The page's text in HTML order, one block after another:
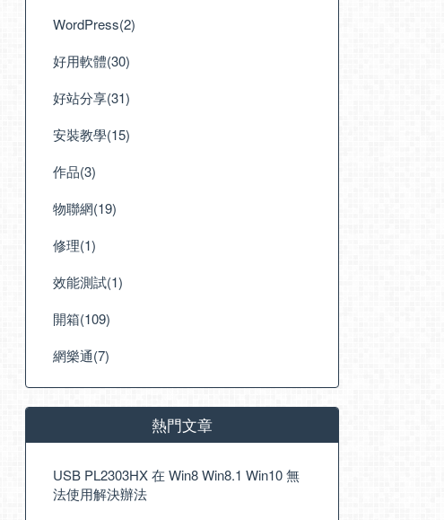
WordPress(2)
好用軟體(30)
好站分享(31)
安裝教學(15)
作品(3)
物聯網(19)
修理(1)
效能測試(1)
開箱(109)
網樂通(7)
熱門文章
USB PL2303HX 在 Win8 Win8.1 Win10 無
法使用解決辦法